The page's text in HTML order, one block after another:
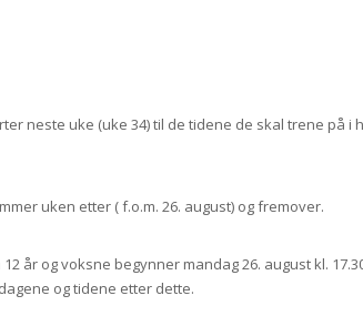
neste uke (uke 34) til de tidene de skal trene på i
uken etter ( f.o.m. 26. august) og fremover.
år og voksne begynner mandag 26. august kl.
og tidene etter dette.